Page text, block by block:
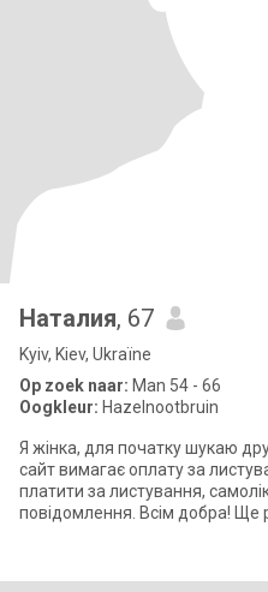
Наталия, 67
Kyiv, Kiev, Ukraïne
Op zoek naar: Man 54 - 66
Oogkleur: Hazelnootbruin
Я жінка, для початку шукаю друга по спілкуванню. Оскільки
сайт вимагає оплату за листування, Чоловіки, які
платити за листування,
повідомлення. Всім добра! Ще раз наголошую! Альфонси,